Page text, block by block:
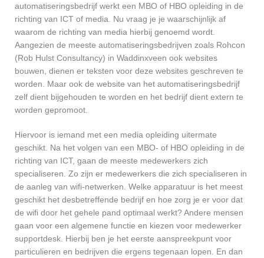
automatiseringsbedrijf werkt een MBO of HBO opleiding in de
richting van ICT of media. Nu vraag je je waarschijnlijk af
waarom de richting van media hierbij genoemd wordt.
Aangezien de meeste automatiseringsbedrijven zoals Rohcon
(Rob Hulst Consultancy) in Waddinxveen ook websites
bouwen, dienen er teksten voor deze websites geschreven te
worden. Maar ook de website van het automatiseringsbedrijf
zelf dient bijgehouden te worden en het bedrijf dient extern te
worden gepromoot.
Hiervoor is iemand met een media opleiding uitermate
geschikt. Na het volgen van een MBO- of HBO opleiding in de
richting van ICT, gaan de meeste medewerkers zich
specialiseren. Zo zijn er medewerkers die zich specialiseren in
de aanleg van wifi-netwerken. Welke apparatuur is het meest
geschikt het desbetreffende bedrijf en hoe zorg je er voor dat
de wifi door het gehele pand optimaal werkt? Andere mensen
gaan voor een algemene functie en kiezen voor medewerker
supportdesk. Hierbij ben je het eerste aanspreekpunt voor
particulieren en bedrijven die ergens tegenaan lopen. En dan